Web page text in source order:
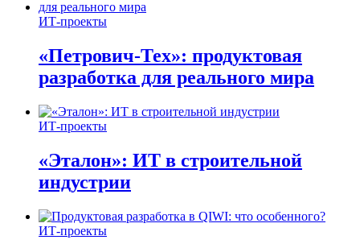
ИТ-проекты
«Петрович-Тех»: продуктовая
разработка для реального мира
ИТ-проекты
«Эталон»: ИТ в строительной
индустрии
ИТ-проекты